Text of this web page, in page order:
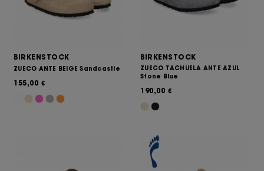
BIRKENSTOCK
ZUECO ANTE BEIGE Sandcastle
155,00 €
BIRKENSTOCK
ZUECO TACHUELA ANTE AZUL
Stone Blue
190,00 €